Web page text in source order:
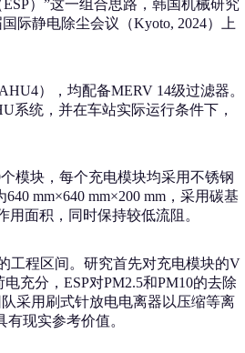
）”这一组合思路，韩国机械研究
国际静电除尘会议（Kyoto, 2024）上
），均配备MERV 14级过滤器。
系统，并在车站实际运行条件下，
模块，每个充电模块均采用不锈钢
mm×640 mm×200 mm，采用碳基
面积，同时保持较低流阻。
工程区间。研究首先对充电模块的V
充分，ESP对PM2.5和PM10的去除
采用刷式针放电电离器以压缩等离
现实参考价值。